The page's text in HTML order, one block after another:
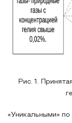
Рис. 1.
«Уникальными»